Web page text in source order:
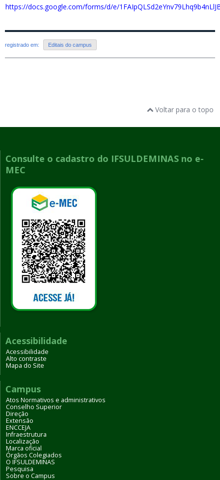
https://docs.google.com/forms/d/e/
registrado em: Editais do campus
Voltar para o topo
Consulte o cadastro do IFSULDEMINAS no e-
MEC
Acessibilidade
Acessibilidade
Alto contraste
Mapa do Site
Campus
Atos Normativos e administrativos
Conselho Superior
Direção
Extensão
ENCCEJA
Infraestrutura
Localização
Marca oficial
Órgãos Colegiados
O IFSULDEMINAS
Pesquisa
Sobre o Campus